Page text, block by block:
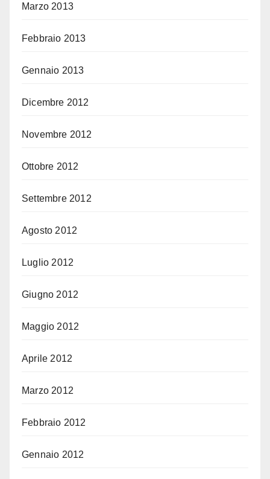
Marzo 2013
Febbraio 2013
Gennaio 2013
Dicembre 2012
Novembre 2012
Ottobre 2012
Settembre 2012
Agosto 2012
Luglio 2012
Giugno 2012
Maggio 2012
Aprile 2012
Marzo 2012
Febbraio 2012
Gennaio 2012